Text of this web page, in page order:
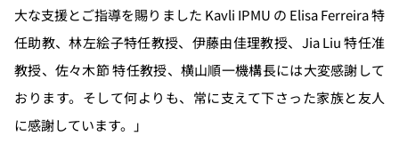
大な支援とご指導を賜りました Kavli IPMU の Elisa Ferreira 特
任助教、林左絵子特任教授、伊藤由佳理教授、Jia Liu 特任准
教授、佐々木節 特任教授、横山順一機構長には大変感謝して
おります。そして何よりも、常に支えて下さった家族と友人
に感謝しています。」